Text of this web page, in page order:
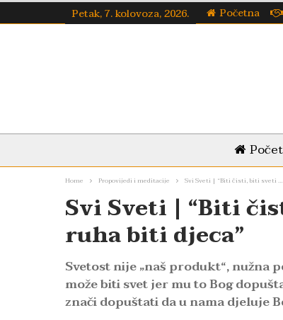
Petak, 7. kolovoza, 2026. Početna
Home Propovijedi i meditacije Svi Sveti | “Biti čisti, biti sveti
Svi Sveti | “Biti
ruha biti djeca”
Svetost nije „naš produkt“, nužna
može biti svet jer mu to Bog
znači dopuštati da u nama djeluje